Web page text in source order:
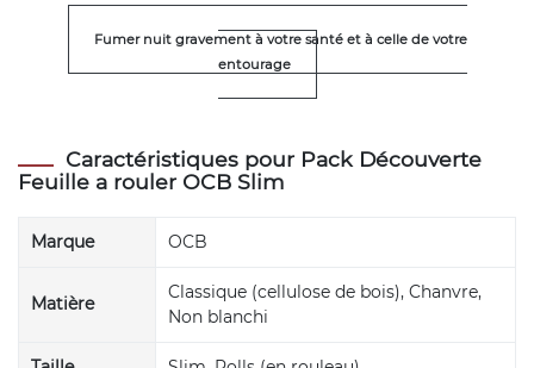
Fumer nuit gravement à votre santé et à celle de votre
entourage
Caractéristiques pour Pack Découverte
Feuille a rouler OCB Slim
Marque OCB
Matière
Classique (cellulose de bois), Chanvre,
Non blanchi